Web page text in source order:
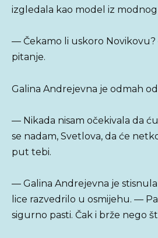
izgledala kao model iz modnog
— Čekamo li uskoro
pitanje.
Galina Andrejevna je odmah
— Nikada nisam očekivala da
se nadam, Svetlova, da će
put tebi.
— Galina Andrejevna je stisnula
lice razvedrilo u osmijehu. —
sigurno pasti. Čak i brže nego